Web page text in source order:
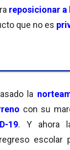
reposicionar a
que no es
la
con su
19. Y ahora
escolar